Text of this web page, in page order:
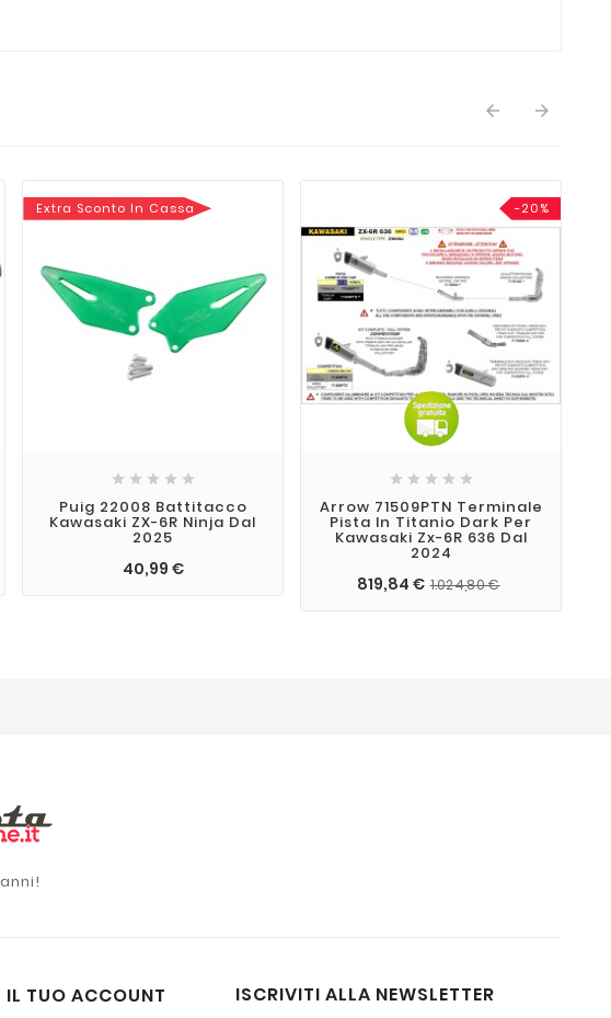
 
Extra Sconto In Cassa
    
Puig 22008 Battitacco
Kawasaki ZX-6R Ninja Dal
2025
40,99 €
-20%
    
Arrow 71509PTN Terminale
Pista In Titanio Dark Per
Kawasaki Zx-6R 636 Dal
2024
819,84 € 1.024,80 €
IL TUO ACCOUNT ISCRIVITI ALLA NEWSLETTER